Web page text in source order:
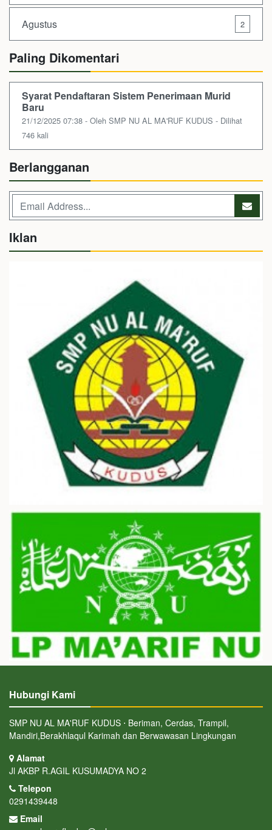
Agustus 2
Paling Dikomentari
Syarat Pendaftaran Sistem Penerimaan Murid
Baru
21/12/2025 07:38 - Oleh SMP NU AL MA'RUF KUDUS - Dilihat
746 kali
Berlangganan
Iklan
Hubungi Kami
SMP NU AL MA'RUF KUDUS ⋅ Beriman, Cerdas, Trampil,
Mandiri,Berakhlaqul Karimah dan Berwawasan Lingkungan
Alamat
Jl AKBP R.AGIL KUSUMADYA NO 2
Telepon
0291439448
Email